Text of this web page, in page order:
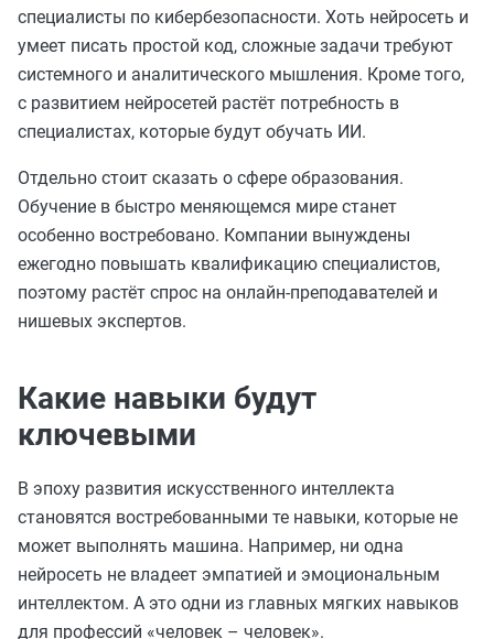
специалисты по кибербезопасности. Хоть нейросеть и
умеет писать простой код, сложные задачи требуют
системного и аналитического мышления. Кроме того,
с развитием нейросетей растёт потребность в
специалистах, которые будут обучать ИИ.
Отдельно стоит сказать о сфере образования.
Обучение в быстро меняющемся мире станет
особенно востребовано. Компании вынуждены
ежегодно повышать квалификацию специалистов,
поэтому растёт спрос на онлайн-преподавателей и
нишевых экспертов.
Какие навыки будут
ключевыми
В эпоху развития искусственного интеллекта
становятся востребованными те навыки, которые не
может выполнять машина. Например, ни одна
нейросеть не владеет эмпатией и эмоциональным
интеллектом. А это одни из главных мягких навыков
для профессий «человек – человек».